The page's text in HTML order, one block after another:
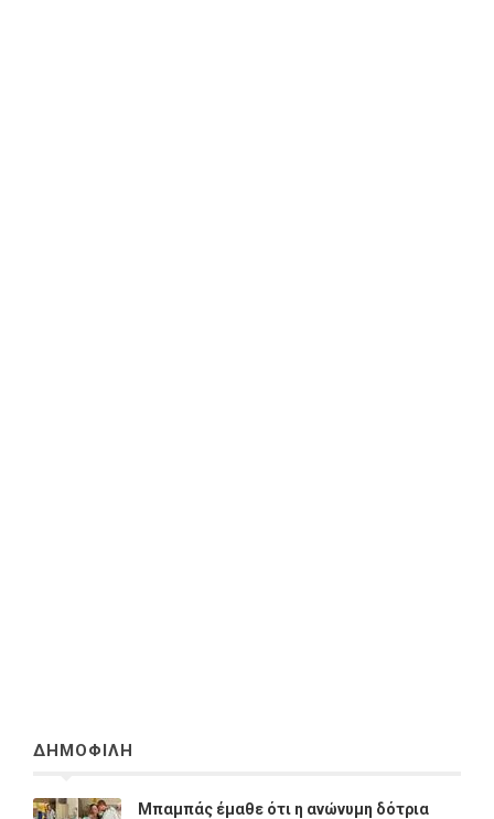
ΔΗΜΟΦΙΛΗ
Μπαμπάς έμαθε ότι η ανώνυμη δότρια